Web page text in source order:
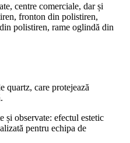
centre comerciale, dar și
fronton din polistiren,
polistiren, rame oglindă din
quartz, care protejează
și observate: efectul estetic
pentru echipa de